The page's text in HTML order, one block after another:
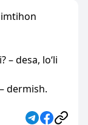
imtihon
desa, lo‘li
dermish.